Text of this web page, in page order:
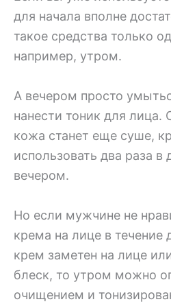
для начала вполне
такое средства только
например, утром.
А вечером просто
нанести тоник для лица.
кожа станет еще суше,
использовать два раза
вечером.
Но если мужчине не
крема на лице в течение
крем заметен на лице
блеск, то утром можно
очищением и